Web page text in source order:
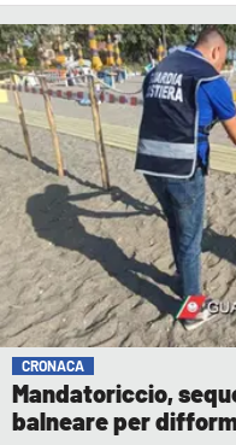
CRONACA
Mandatoriccio,
balneare per